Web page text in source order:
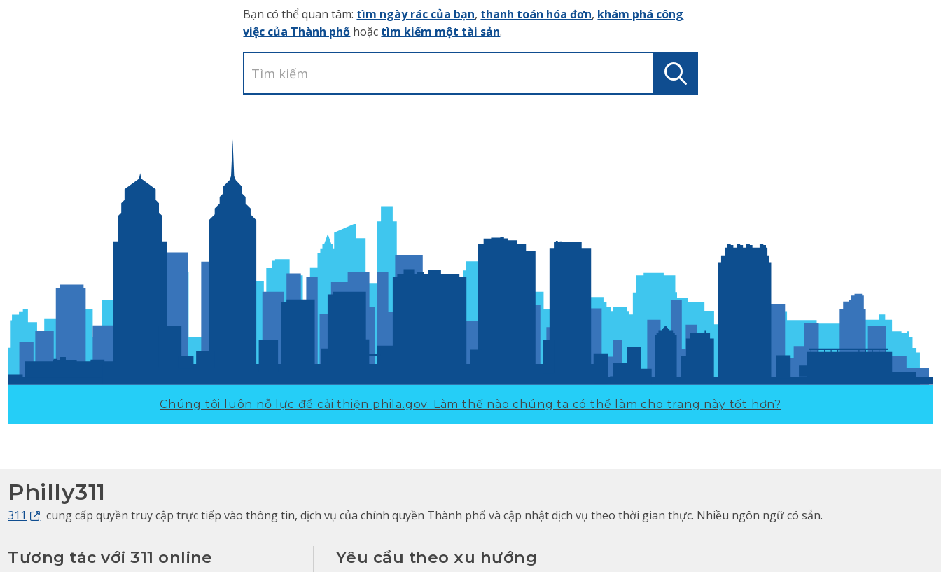
Bạn có thể quan tâm: tìm ngày rác của bạn, thanh toán hóa đơn, khám phá công
việc của Thành phố hoặc tìm kiếm một tài sản.
Chúng tôi luôn nỗ lực để cải thiện phila.gov. Làm thế nào chúng ta có thể làm cho trang này tốt hơn?
Philly311
311 cung cấp quyền truy cập trực tiếp vào thông tin, dịch vụ của chính quyền Thành phố và cập nhật dịch vụ theo thời gian thực. Nhiều ngôn ngữ có sẵn.
Tương tác với 311 online Yêu cầu theo xu hướng